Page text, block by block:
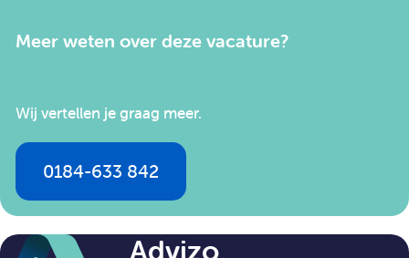
Meer weten over deze vacature?
Wij vertellen je graag meer.
0184-633 842